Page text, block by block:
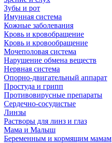
Зубы и рот
Имунная система
Кожные заболевания
Кровь и кровобращение
Кровь и кровообращение
Мочеполовая система
Нарушение обмена веществ
Нервная система
Опорно-двигательный аппарат
Простуда и грипп
Противовирусные препараты
Сердечно-сосудистые
Линзы
Растворы для линз и глаз
Мама и Малыш
Беременным и кормящим мамам